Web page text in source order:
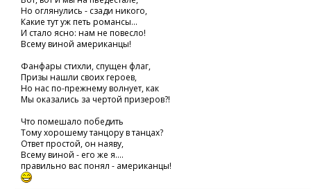
Но оглянулись - сзади никого,
Какие тут уж петь романсы...
И стало ясно: нам не повесло!
Всему виной американцы!
Фанфары стихли, спущен флаг,
Призы нашли своих героев,
Но нас по-прежнему волнует, как
Мы оказались за чертой призеров?!
Что помешало победить
Тому хорошему танцору в танцах?
Ответ простой, он наяву,
Всему виной - его же я....
правильно вас понял - американцы!